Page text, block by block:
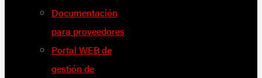
Documentación
para proveedores
Portal WEB de
gestión de